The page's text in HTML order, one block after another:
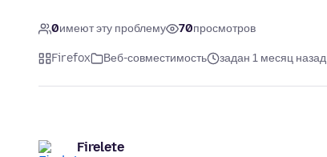
0имеют эту проблему 70просмотров
Firefox Веб-совместимость задан 1 месяц назад
Firelete